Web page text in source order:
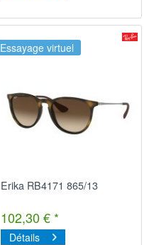
Essayage virtuel
Erika RB4171 865/13
102,30 € *
Détails